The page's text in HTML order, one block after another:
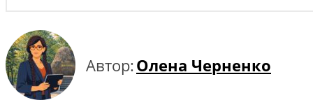
Автор:Олена Черненко